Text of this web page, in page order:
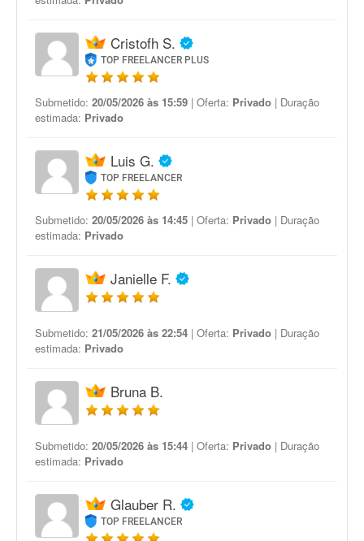
Cristofh S.
TOP FREELANCER PLUS
Submetido: 20/05/2026 às 15:59 | Oferta: Privado | Duração
estimada: Privado
Luis G.
TOP FREELANCER
Submetido: 20/05/2026 às 14:45 | Oferta: Privado | Duração
estimada: Privado
Janielle F.
Submetido: 21/05/2026 às 22:54 | Oferta: Privado | Duração
estimada: Privado
Bruna B.
Submetido: 20/05/2026 às 15:44 | Oferta: Privado | Duração
estimada: Privado
Glauber R.
TOP FREELANCER